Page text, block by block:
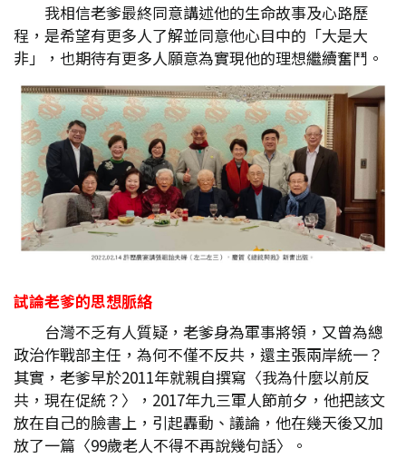
我相信老爹最終同意講述他的生命故事及心路歷
程，是希望有更多人了解並同意他心目中的「大是大
非」，也期待有更多人願意為實現他的理想繼續奮鬥。
試論老爹的思想脈絡
台灣不乏有人質疑，老爹身為軍事將領，又曾為總
政治作戰部主任，為何不僅不反共，還主張兩岸統一？
其實，老爹早於2011年就親自撰寫〈我為什麼以前反
共，現在促統？〉，2017年九三軍人節前夕，他把該文
放在自己的臉書上，引起轟動、議論，他在幾天後又加
放了一篇〈99歲老人不得不再說幾句話〉。